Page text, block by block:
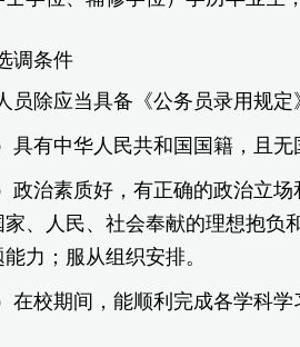
调条件
员除应当具备《公务员录用规
具有中华人民共和国国籍，且
政治素质好，有正确的政治立
家、人民、社会奉献的理想抱
力；服从组织安排。
在校期间，能顺利完成各学科